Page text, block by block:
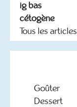
ig bas
cétogène
Tous les articles
Goûter
Dessert